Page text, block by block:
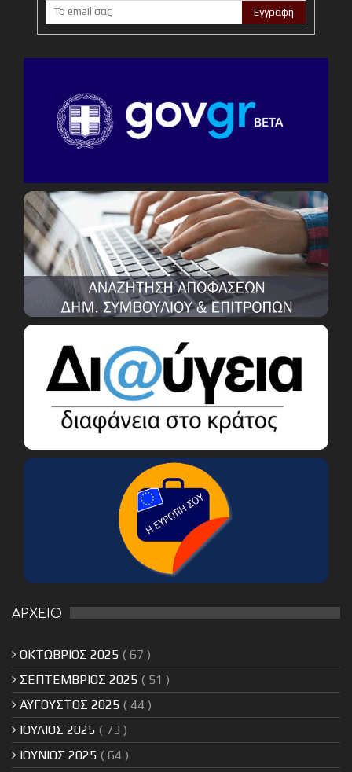
ΑΡΧΕΙΟ
ΟΚΤΩΒΡΙΟΣ 2025 ( 67 )
ΣΕΠΤΕΜΒΡΙΟΣ 2025 ( 51 )
ΑΥΓΟΥΣΤΟΣ 2025 ( 44 )
ΙΟΥΛΙΟΣ 2025 ( 73 )
ΙΟΥΝΙΟΣ 2025 ( 64 )